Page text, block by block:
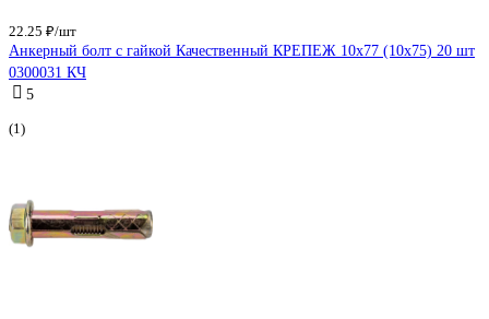
22.25 ₽/шт
Анкерный болт с гайкой Качественный КРЕПЕЖ 10х77 (10х75) 20 шт
0300031 КЧ
5
(1)